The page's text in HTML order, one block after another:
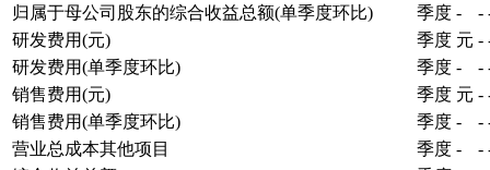
归属于母公司股东的综合收益总额(单季度环比)
季度 - -
研发费用(元)
季度 元 -
研发费用(单季度环比)
季度 - -
销售费用(元)
季度 元 -
销售费用(单季度环比)
季度 - -
营业总成本其他项目
季度 - -